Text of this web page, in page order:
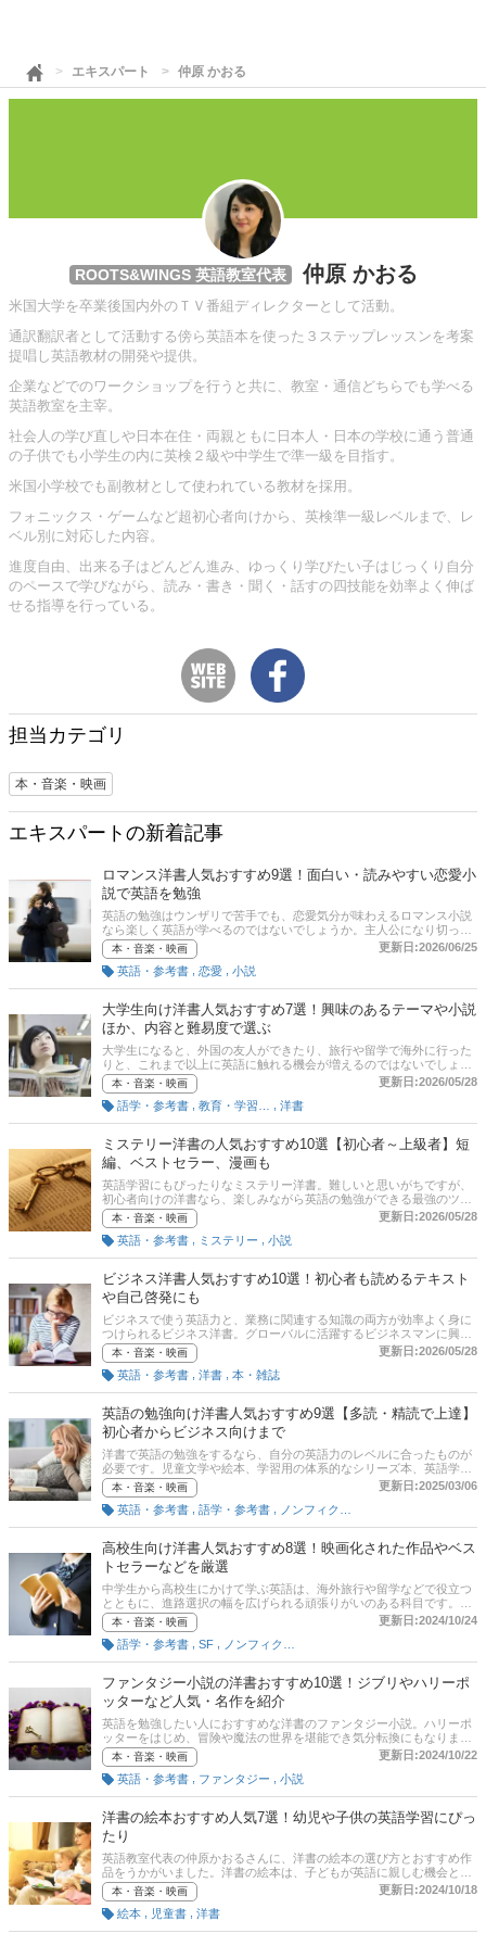
エキスパート 仲原 かおる
ROOTS&WINGS 英語教室代表 仲原 かおる
米国大学を卒業後国内外のＴＶ番組ディレクターとして活動。
通訳翻訳者として活動する傍ら英語本を使った３ステップレッスンを考案
提唱し英語教材の開発や提供。
企業などでのワークショップを行うと共に、教室・通信どちらでも学べる
英語教室を主宰。
社会人の学び直しや日本在住・両親ともに日本人・日本の学校に通う普通
の子供でも小学生の内に英検２級や中学生で準一級を目指す。
米国小学校でも副教材として使われている教材を採用。
フォニックス・ゲームなど超初心者向けから、英検準一級レベルまで、レ
ベル別に対応した内容。
進度自由、出来る子はどんどん進み、ゆっくり学びたい子はじっくり自分
のペースで学びながら、読み・書き・聞く・話すの四技能を効率よく伸ば
せる指導を行っている。
担当カテゴリ
本・音楽・映画
エキスパートの新着記事
ロマンス洋書人気おすすめ9選！面白い・読みやすい恋愛小
説で英語を勉強
英語の勉強はウンザリで苦手でも、恋愛気分が味わえるロマンス小説
なら楽しく英語が学べるのではないでしょうか。主人公になり切って
浸るのもいいし、知らない世界の恋愛話をのぞき見するような気分で
読み進めるのも気分転換になってよいでしょう。この記事では、
ROOTS&WINGS 英語教室代表である仲原かおるさんに取材した内容
をもとに、ロマンス洋書の選び方とおすすめ商品を紹介します。面白
い恋愛小説、読みやすい洋書をピックアップしています。記事後半に
は、比較一覧表、通販サイトの売れ筋人気ランキングもあるので、口
コミや評判もチェックしてみてください。
本・音楽・映画
更新日:2026/06/25
英語・参考書
恋愛 小説
大学生向け洋書人気おすすめ7選！興味のあるテーマや小説
ほか、内容と難易度で選ぶ
大学生になると、外国の友人ができたり、旅行や留学で海外に行った
りと、これまで以上に英語に触れる機会が増えるのではないでしょう
か。そうでなくても、就活に向けて英語力を磨きたい人もいるでしょ
う。もっと英語に慣れたい人や読書好きな人は「洋書」に挑戦してみ
ませんか？本記事では、大学生向け洋書のおすすめと選び方のポイン
トをご紹介。後半には比較一覧表、通販サイトの最新人気ランキング
のリンクがありますので、売れ筋や口コミもチェックしてみてくださ
い。
本・音楽・映画
更新日:2026/05/28
語学・参考書
洋書
ミステリー洋書の人気おすすめ10選【初心者～上級者】短
編、ベストセラー、漫画も
英語学習にもぴったりなミステリー洋書。難しいと思いがちですが、
初心者向けの洋書なら、楽しみながら英語の勉強ができる最強のツー
ル。この記事では、英語教室代表・仲原かおるさんに聞いたミステリ
ー洋書の選び方とおすすめ商品をご紹介します。初心者から上級者ま
でレベル別に紹介していきます。後半には、通販サイトの売れ筋人気
ランキングも掲載しているので口コミとあわせてチェックしてみてく
ださい！
本・音楽・映画
更新日:2026/05/28
英語・参考書
ミステリー 小説
ビジネス洋書人気おすすめ10選！初心者も読めるテキスト
や自己啓発にも
ビジネスで使う英語力と、業務に関連する知識の両方が効率よく身に
つけられるビジネス洋書。グローバルに活躍するビジネスマンに興味
のある方や、駐在中など外国との取引が多くて一般教養として外国の
ビジネスマンが読んでいる本を知りたい方まで、幅広い方に読まれて
います。本記事では、ビジネス洋書を選ぶ際のポイントとおすすめ書
籍をご紹介。比較一覧表、通販サイトにおける最新人気ランキングの
リンクもあるので、売れ筋や口コミもぜひ確認してみてください。
本・音楽・映画
更新日:2026/05/28
英語・参考書
洋書 本・雑誌
英語の勉強向け洋書人気おすすめ9選【多読・精読で上達】
初心者からビジネス向けまで
洋書で英語の勉強をするなら、自分の英語力のレベルに合ったものが
必要です。児童文学や絵本、学習用の体系的なシリーズ本、英語学習
として勉強しやすいジャンルの洋書がおすすめです。この記事では、
ROOTS&WINGS英語教室代表・仲原かおるさんへの取材をもとに、
英語の勉強におすすめの洋書の選び方とおすすめ商品を紹介します。
洋書を活用して英語力を効率よくのばしたい人は、本記事の内容をぜ
ひ参考にしてみてください。記事後半には、比較一覧表、通販サイト
における最新人気ランキングのリンクもあるので、売れ筋や口コミも
確認してみましょう。
本・音楽・映画
更新日:2025/03/06
英語・参考書
語学・参考書
高校生向け洋書人気おすすめ8選！映画化された作品やベス
トセラーなどを厳選
中学生から高校生にかけて学ぶ英語は、海外旅行や留学などで役立つ
とともに、進路選択の幅を広げられる頑張りがいのある科目です。洋
書は英語を学ぶうえで有効な本となりえます。高校生やティーン向け
で読みやすい洋書、初心者向けの洋書とは、どんなテーマ、難易度の
ものでしょうか？この記事では、ROOTS&WINGS 英語教室代表・仲
原かおるさんと編集部が厳選した高校生向け洋書の選び方とおすすめ
書籍をご紹介。映画化された作品や感動するベストセラー、恋愛系の
名作などをピックアップしています。通販サイトにおける最新人気ラ
ンキングもありますので、売れ筋や口コミも確認してみましょう。
本・音楽・映画
更新日:2024/10/24
語学・参考書
SF
ファンタジー小説の洋書おすすめ10選！ジブリやハリーポ
ッターなど人気・名作を紹介
英語を勉強したい人におすすめな洋書のファンタジー小説。ハリーポ
ッターをはじめ、冒険や魔法の世界を堪能でき気分転換にもなりま
す。そこでここでは、ファンタジー小説の洋書の選び方とおすすめ商
品を紹介します。洋書初心者も読みやすいレベルの作品や映画化され
た不朽の名作などをピックアップ。後半には、比較一覧表や通販サイ
トの最新人気ランキングもあるので、売れ筋や口コミとあわせてチェ
ックしてみてください。
本・音楽・映画
更新日:2024/10/22
英語・参考書
ファンタジー 小説
洋書の絵本おすすめ人気7選！幼児や子供の英語学習にぴっ
たり
英語教室代表の仲原かおるさんに、洋書の絵本の選び方とおすすめ作
品をうかがいました。洋書の絵本は、子どもが英語に親しむ機会とし
てぴったり。ネイティブの子どもたちも読むような洋書の絵本を、楽
しく読んだり聞いたり書き写したりしていれば、日常的に英語を使う
環境でなくても、英語の基礎を少しずつ身に着けることができます。
さらに、洋書の絵本は社会人の英語やり直しにも有効です。ぜひ活用
本・音楽・映画
更新日:2024/10/18
絵本
児童書 洋書